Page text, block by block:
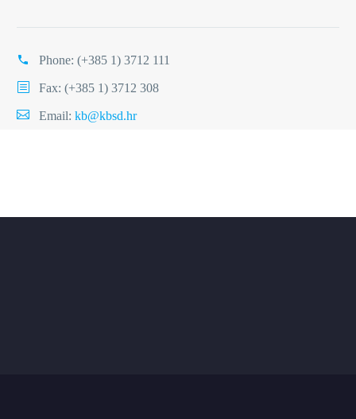
Phone: (+385 1) 3712 111
Fax: (+385 1) 3712 308
Email: kb@kbsd.hr